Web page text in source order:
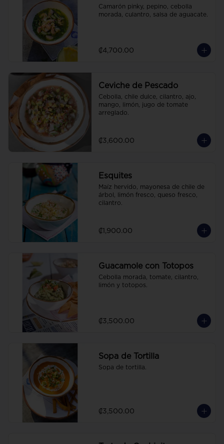
Camarón pinky, pepino, cebolla
morada, culantro, salsa de aguacate.
₡4,700.00
Ceviche de Pescado
Cebolla, chile dulce, cilantro, ajo,
mango, limón, jugo de tomate
arreglado.
₡3,600.00
Esquites
Maíz hervido, mayonesa de chile de
árbol, limón fresco, queso fresco,
cilantro.
₡1,900.00
Guacamole con Totopos
Cebolla morada, tomate, cilantro,
limón y totopos.
₡3,500.00
Sopa de Tortilla
Sopa de tortilla.
₡3,500.00